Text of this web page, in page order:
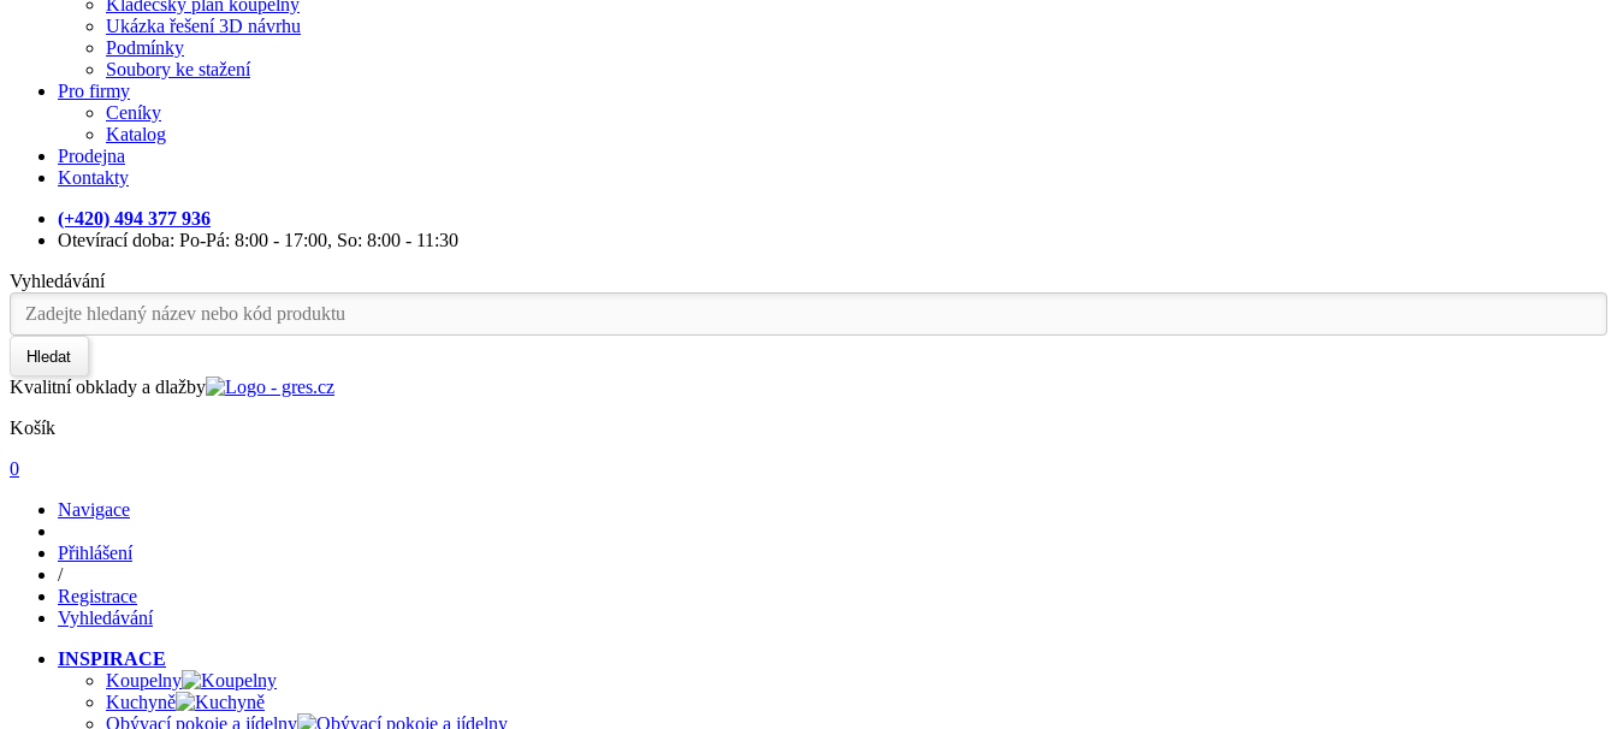
Kladečský plán koupelny
Ukázka řešení 3D návrhu
Podmínky
Soubory ke stažení
Pro firmy
Ceníky
Katalog
Prodejna
Kontakty
(+420) 494 377 936
Otevírací doba: Po-Pá: 8:00 - 17:00, So: 8:00 - 11:30
Vyhledávání
Hledat
Kvalitní obklady a dlažby
Košík
0
Navigace
Přihlášení
/
Registrace
Vyhledávání
INSPIRACE
Koupelny
Kuchyně
Obývací pokoje a jídelny